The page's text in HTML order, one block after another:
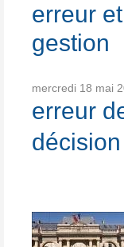
erreur
gestion
mercredi 18 mai
erreur